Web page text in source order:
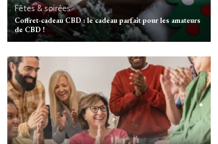
Fêtes & soirées
Coffret-cadeau CBD : le cadeau parfait pour les amateurs
de CBD !